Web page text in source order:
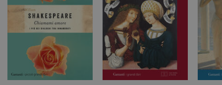
I cookie tecnici sono strettamente
necessari, consentono la funzionalità
del sito Web principale come l'accesso
degli utenti e la gestione dell'account. Il
sito Web non può essere utilizzato
correttamente senza i cookie
strettamente necessari. Col rispetto
delle condizioni previste dal Garante, i
cookie analitici sono equiparati ai
tecnici e dunque non necessitano del